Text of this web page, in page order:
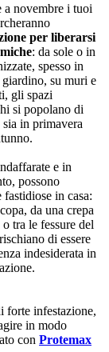
a novembre i tuoi
per liberarsi
: da sole o in
spesso in
giardino, su muri e
gli spazi
si popolano di
in primavera
e in
possono
fastidiose in casa:
da una crepa
tra le fessure del
di essere
indesiderata in
forte infestazione,
in modo
con Protemax